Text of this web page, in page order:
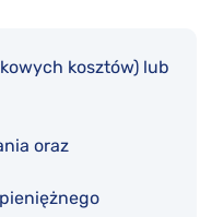
kosztów) lub
oraz